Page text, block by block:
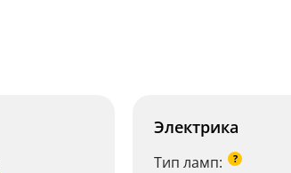
Электрика
Тип ламп: ?